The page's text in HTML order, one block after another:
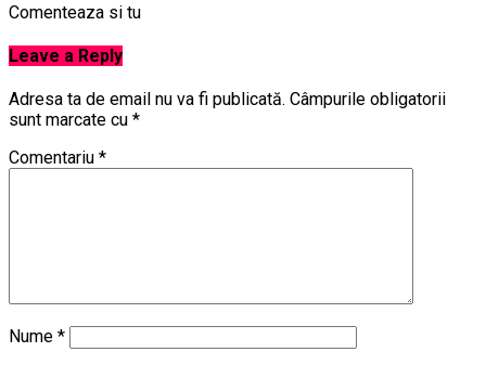
Comenteaza si tu
Leave a Reply
Adresa ta de email nu va fi publicată. Câmpurile obligatorii
sunt marcate cu *
Comentariu *
Nume *